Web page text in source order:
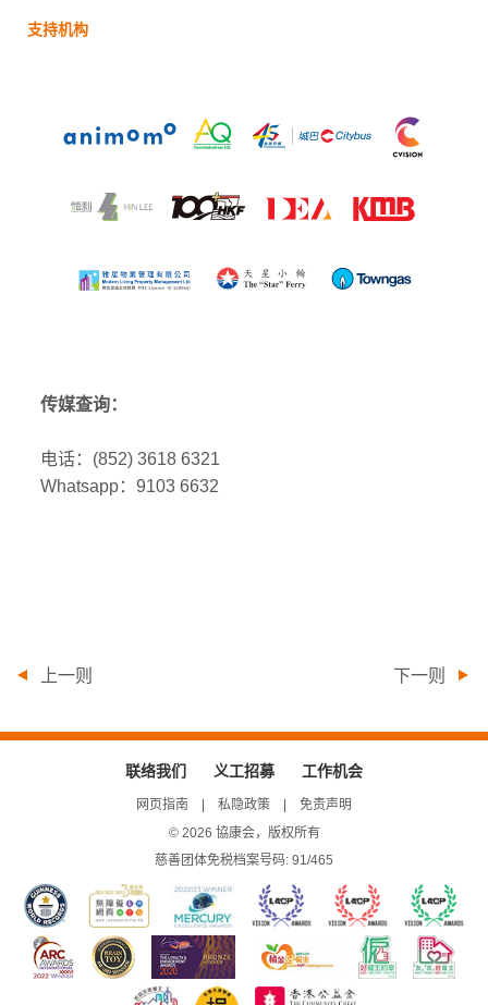
支持机构
传媒查询：
电话：(852) 3618 6321
Whatsapp：9103 6632
上一则 下一则
联络我们 义工招募 工作机会
网页指南 私隐政策
免责声明
© 2026 協康会，版权所有
慈善团体免税档案号码: 91/465